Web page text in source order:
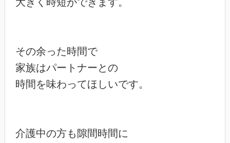
その余った時間で
家族はパートナーとの
時間を味わってほしいです。
介護中の方も隙間時間に